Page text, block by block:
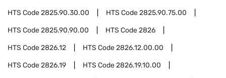
HTS Code2825.90.30.00 HTS Code2825.90.75.00
HTS Code2825.90.90.00 HTS Code2826
HTS Code2826.12 HTS Code2826.12.00.00
HTS Code2826.19 HTS Code2826.19.10.00